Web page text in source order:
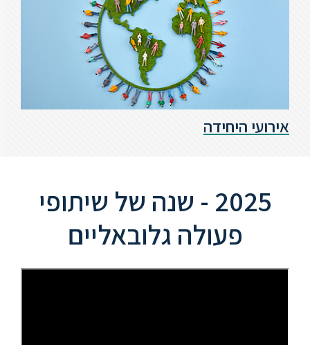
אירועי היחידה
2025 - שנה של שיתופי
פעולה גלובאליים